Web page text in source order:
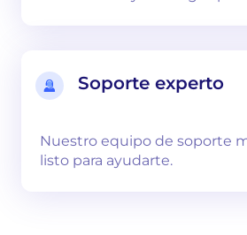
Soporte experto
Nuestro equipo de soporte
listo para ayudarte.